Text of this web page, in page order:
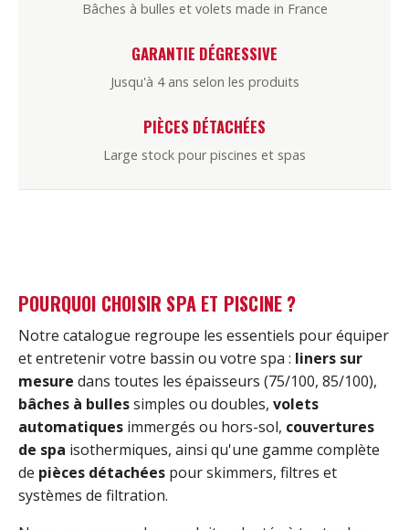
Bâches à bulles et volets made in France
GARANTIE DÉGRESSIVE
Jusqu'à 4 ans selon les produits
PIÈCES DÉTACHÉES
Large stock pour piscines et spas
POURQUOI CHOISIR SPA ET PISCINE ?
Notre catalogue regroupe les essentiels pour équiper
et entretenir votre bassin ou votre spa : liners sur
mesure dans toutes les épaisseurs (75/100, 85/100),
bâches à bullessimples ou doubles, volets
automatiques immergés ou hors-sol, couvertures
de spa isothermiques, ainsi qu'une gamme complète
de pièces détachées pour skimmers, filtres et
systèmes de filtration.